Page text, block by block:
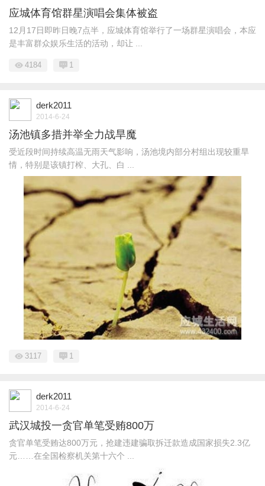
应城体育馆群星演唱会集体被盗
12月17日即昨日晚7点半，应城体育馆举行了一场群星演唱会，本应
是丰富群众娱乐生活的活动，却让 ...
4184 1
derk2011
2014-6-24
汤池镇多措并举全力战旱魔
受近段时间持续高温无雨天气影响，汤池境内部分村组出现较重旱
情，特别是该镇打榨、大孔、白 ...
3117 1
derk2011
2014-6-24
武汉城投一贪官单笔受贿800万
贪官单笔受贿达800万元，抢建违建骗取拆迁款造成国家损失2.3亿
元……在全国检察机关第十六个 ...